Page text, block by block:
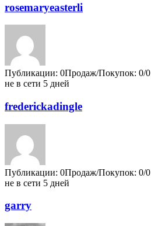
rosemaryeasterli
Публикации: 0Продаж/Покупок: 0/0
не в сети 5 дней
frederickadingle
Публикации: 0Продаж/Покупок: 0/0
не в сети 5 дней
garry